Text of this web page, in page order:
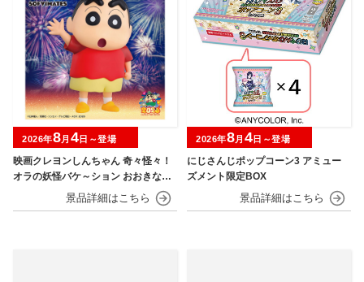
映画クレヨンしんちゃん 奇々怪々！
オラの妖怪バケ～ション おおきなSO
FVIMATES～野原しんのすけ～
2026年8月 4 日～登場
にじさんじポップコーン3 アミュー
ズメント限定BOX
2026年8月 4 日～登場